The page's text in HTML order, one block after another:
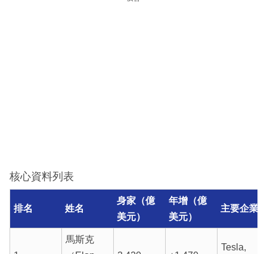
核心資料列表
排名 姓名
身家（億
美元）
年增（億
美元）
主要企業
馬斯克
Tesla,